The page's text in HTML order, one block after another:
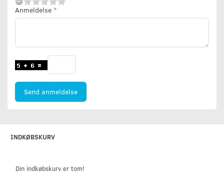
Anmeldelse
Send anmeldelse
INDKØBSKURV
Din indkøbskurv er tom!